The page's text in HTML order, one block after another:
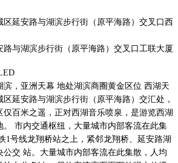
区延安路与湖滨步行街（原平海路）交叉口西
路与湖滨步行街（原平海路）交叉口工联大厦
滨，亚洲天幕 地处湖滨商圈黄金区位 西湖天
区延安路与湖滨步行街（原平海路）交汇处，
仅百米之遥，正对西湖音乐喷泉，是游览西湖
。 市内交通枢纽，大量城市内部客流在此集
1号线龙翔桥站之上，紧邻龙翔桥、延安路湖
公交 站。大量城市内部客流在此集散，人均